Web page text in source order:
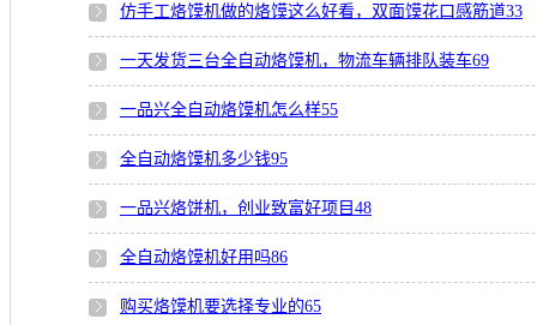
仿手工烙馍机做的烙馍这么好看，双面馍花口感筋道33
一天发货三台全自动烙馍机，物流车辆排队装车69
一品兴全自动烙馍机怎么样55
全自动烙馍机多少钱95
一品兴烙饼机，创业致富好项目 48
全自动烙馍机好用吗86
购买烙馍机要选择专业的65